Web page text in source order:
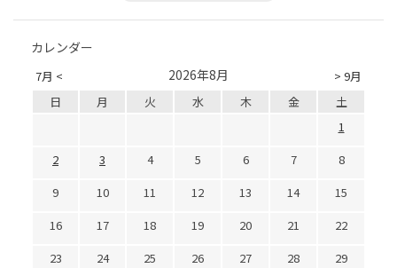
カレンダー
7月 < > 9月
2026年8月
日 月 火 水 木 金
土
1
2
3 4 5 6 7
8
9
10 11 12 13 14
15
16
17 18 19 20 21
22
23
24 25 26 27 28
29